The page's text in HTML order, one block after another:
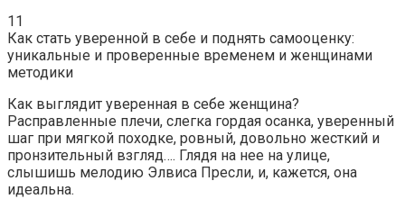
11
Как стать уверенной в себе и поднять самооценку:
уникальные и проверенные временем и женщинами
методики
Как выглядит уверенная в себе женщина?
Расправленные плечи, слегка гордая осанка, уверенный
шаг при мягкой походке, ровный, довольно жесткий и
пронзительный взгляд…. Глядя на нее на улице,
слышишь мелодию Элвиса Пресли, и, кажется, она
идеальна.